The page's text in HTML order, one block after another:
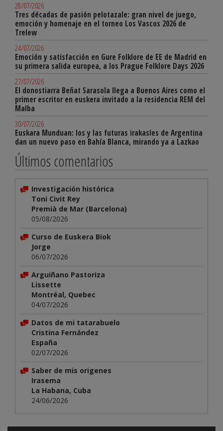
28/07/2026
Tres décadas de pasión pelotazale: gran nivel de juego,
emoción y homenaje en el torneo Los Vascos 2026 de
Trelew
24/07/2026
Emoción y satisfacción en Gure Folklore de EE de Madrid en
su primera salida europea, a los Prague Folklore Days 2026
27/07/2026
El donostiarra Beñat Sarasola llega a Buenos Aires como el
primer escritor en euskera invitado a la residencia REM del
Malba
30/07/2026
Euskara Munduan: los y las futuras irakasles de Argentina
dan un nuevo paso en Bahía Blanca, mirando ya a Lazkao
Últimos comentarios
Investigación histórica
Toni Civit Rey
Premià de Mar (Barcelona)
05/08/2026
Curso de Euskera Biok
Jorge
06/07/2026
Arguiñano Pastoriza
Lissette
Montréal, Quebec
04/07/2026
Datos de mi tatarabuelo
Cristina Fernández
España
02/07/2026
Saber de mis origenes
Irasema
La Habana, Cuba
24/06/2026